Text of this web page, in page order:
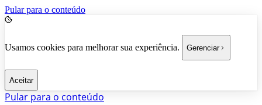
Pular para o conteúdo
Usamos cookies para melhorar sua experiência. Gerenciar
Aceitar
Pular para o conteúdo